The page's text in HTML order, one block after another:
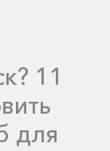
11
для